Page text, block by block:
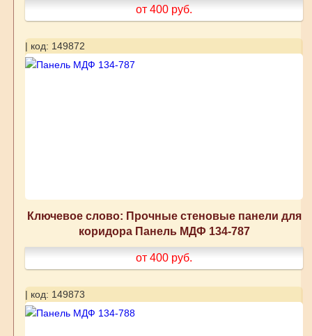
от 400 руб.
| код: 149872
Ключевое слово: Прочные стеновые панели для
коридора Панель МДФ 134-787
от 400 руб.
| код: 149873